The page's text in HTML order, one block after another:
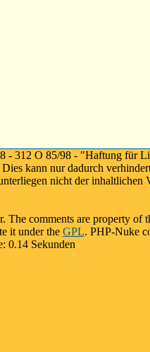
O 85/98 - "Haftung für
kann nur dadurch
nicht der inhaltlichen
comments are property of
it under the GPL. PHP-Nuke
0.14 Sekunden